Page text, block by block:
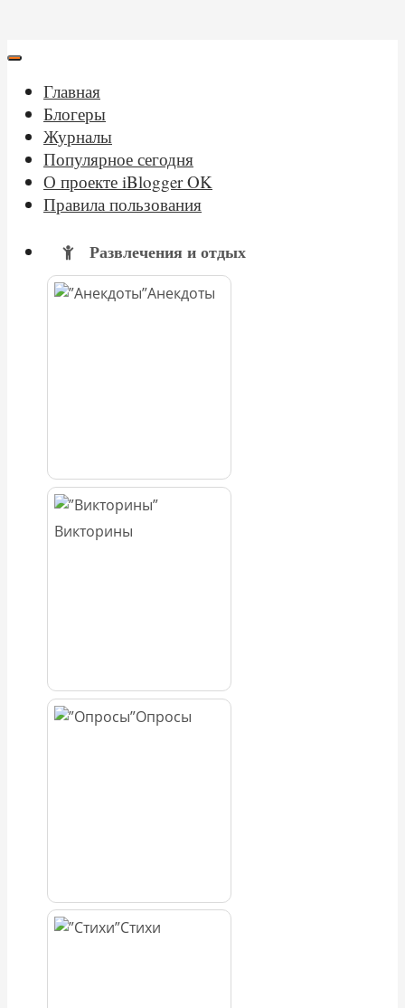
Главная
Блогеры
Журналы
Популярное сегодня
О проекте iBlogger OK
Правила пользования
Развлечения и отдых
Анекдоты
Викторины
Опросы
Стихи